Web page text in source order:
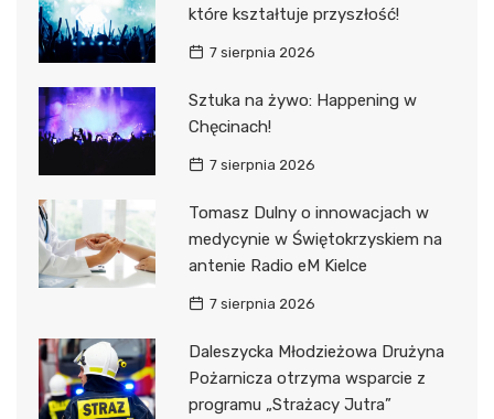
które kształtuje przyszłość!
7 sierpnia 2026
Sztuka na żywo: Happening w
Chęcinach!
7 sierpnia 2026
Tomasz Dulny o innowacjach w
medycynie w Świętokrzyskiem na
antenie Radio eM Kielce
7 sierpnia 2026
Daleszycka Młodzieżowa Drużyna
Pożarnicza otrzyma wsparcie z
programu „Strażacy Jutra”